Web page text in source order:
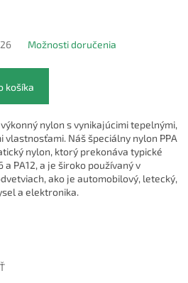
Možnosti doručenia
košíka
výkonný nylon s vynikajúcimi tepelnými,
vlastnosťami. Náš špeciálny nylon PPA
nylon, ktorý prekonáva typické
PA12, a je široko používaný v
ako je automobilový, letecký,
a elektronika.